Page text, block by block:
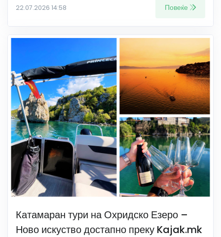
22.07.2026 14:58 Повеќе
Катамаран тури на Охридско Езеро –
Ново искуство достапно преку Kajak.mk